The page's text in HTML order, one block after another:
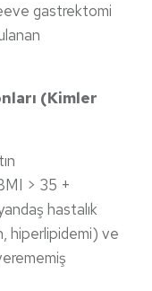
gastrektomi
(Kimler
> 35 +
hastalık
hiperlipidemi) ve